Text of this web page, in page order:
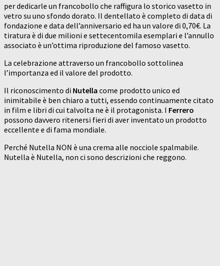
per dedicarle un francobollo che raffigura lo storico vasetto in
vetro su uno sfondo dorato. Il dentellato è completo di data di
fondazione e data dell’anniversario ed ha un valore di 0,70€. La
tiratura è di due milioni e settecentomila esemplari e l’annullo
associato è un’ottima riproduzione del famoso vasetto.
La celebrazione attraverso un francobollo sottolinea
l’importanza ed il valore del prodotto.
Il riconoscimento di Nutella come prodotto unico ed
inimitabile è ben chiaro a tutti, essendo continuamente citato
in film e libri di cui talvolta ne è il protagonista. I Ferrero
possono davvero ritenersi fieri di aver inventato un prodotto
eccellente e di fama mondiale.
Perché Nutella NON è una crema alle nocciole spalmabile.
Nutella è Nutella, non ci sono descrizioni che reggono.